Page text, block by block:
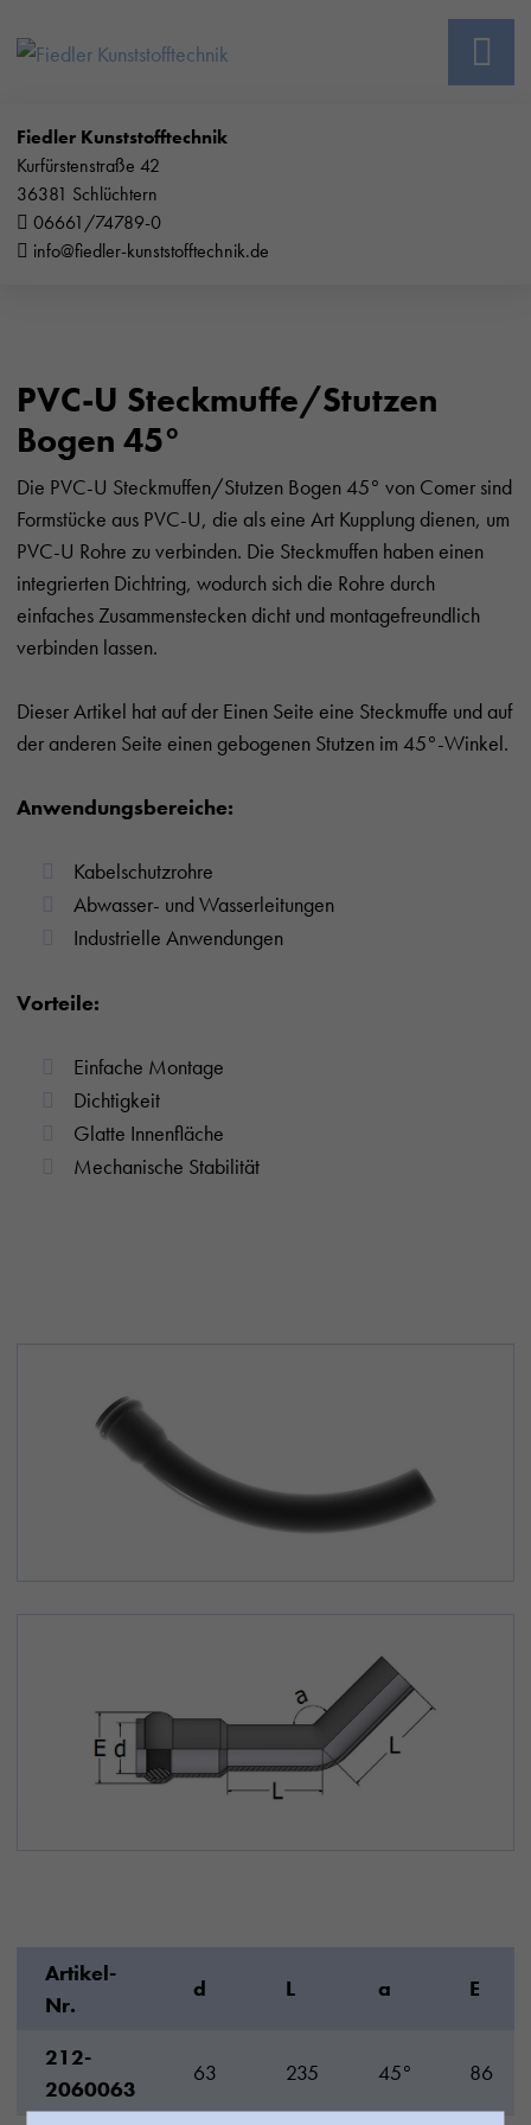
Fiedler Kunststofftechnik
Kurfürstenstraße 42
36381 Schlüchtern
06661/74789-0
info@fiedler-kunststofftechnik.de
PVC-U Steckmuffe/Stutzen
Bogen 45°
Die PVC-U Steckmuffen/Stutzen Bogen 45° von Comer sind
Formstücke aus PVC-U, die als eine Art Kupplung dienen, um
PVC-U Rohre zu verbinden. Die Steckmuffen haben einen
integrierten Dichtring, wodurch sich die Rohre durch
einfaches Zusammenstecken dicht und montagefreundlich
verbinden lassen.
Dieser Artikel hat auf der Einen Seite eine Steckmuffe und auf
der anderen Seite einen gebogenen Stutzen im 45°-Winkel.
Anwendungsbereiche:
Kabelschutzrohre
Abwasser- und Wasserleitungen
Industrielle Anwendungen
Vorteile:
Einfache Montage
Dichtigkeit
Glatte Innenfläche
Mechanische Stabilität
Artikel-
Nr.
d L a E
212-
2060063
63 235 45° 86